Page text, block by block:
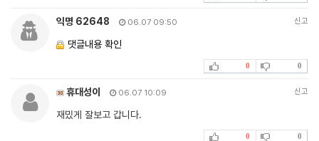
익명 62648 06.07 09:50 신고
댓글내용 확인
0 0
휴대성이 06.07 10:09 신고
재밌게 잘보고 갑니다.
0 0